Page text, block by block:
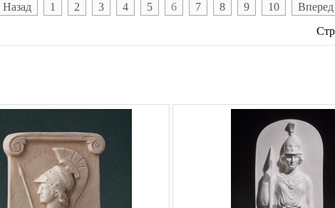
Назад 1 2 3 4 5 6 7 8 9 10 Вперед